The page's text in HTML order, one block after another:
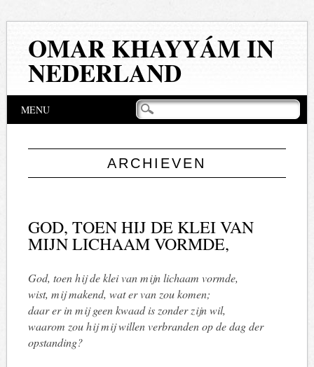
OMAR KHAYYÁM IN
NEDERLAND
Hoofdmenu
springen
MENU
ARCHIEVEN
GOD, TOEN HIJ DE KLEI VAN
MIJN LICHAAM VORMDE,
God, toen hij de klei van mijn lichaam vormde,
wist, mij makend, wat er van zou komen;
daar er in mij geen kwaad is zonder zijn wil,
waarom zou hij mij willen verbranden op de dag der
opstanding?